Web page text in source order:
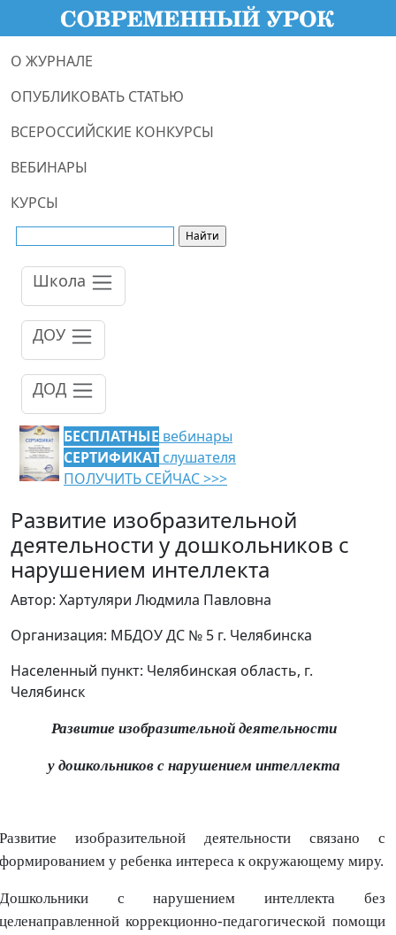
О ЖУРНАЛЕ
ОПУБЛИКОВАТЬ СТАТЬЮ
ВСЕРОССИЙСКИЕ КОНКУРСЫ
ВЕБИНАРЫ
КУРСЫ
Школа
ДОУ
ДОД
БЕСПЛАТНЫЕ вебинары
СЕРТИФИКАТ слушателя
ПОЛУЧИТЬ СЕЙЧАС >>>
Развитие изобразительной
деятельности у дошкольников с
нарушением интеллекта
Автор: Хартуляри Людмила Павловна
Организация: МБДОУ ДС № 5 г. Челябинска
Населенный пункт: Челябинская область, г.
Челябинск
Развитие изобразительной деятельности
у дошкольников с нарушением интеллекта
изобразительной деятельности связано с
у ребенка интереса к окружающему миру.
с нарушением интеллекта без
коррекционно-педагогической помощи